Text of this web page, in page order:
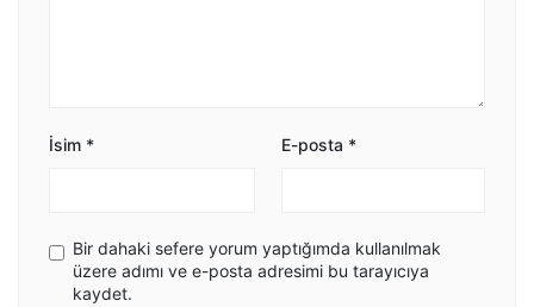
İsim * E-posta *
Bir dahaki sefere yorum yaptığımda kullanılmak
üzere adımı ve e-posta adresimi bu tarayıcıya
kaydet.